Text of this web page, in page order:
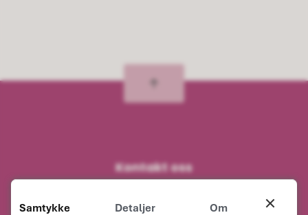
Kontakt oss
38 34 91 00
Samtykke Detaljer
Om